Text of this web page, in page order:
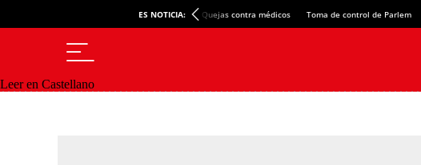
ES NOTICIA: Quejas contra médicos Toma de control de Parlem
Leer en Castellano